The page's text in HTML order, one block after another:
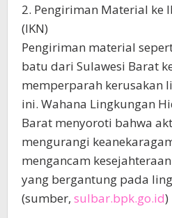
2. Pengiriman Material ke
(IKN)
Pengiriman material
batu dari Sulawesi Barat
memperparah kerusakan
ini. Wahana Lingkungan
Barat menyoroti bahwa
mengurangi
mengancam
yang bergantung pada
(sumber, sulbar.bpk.go.id)